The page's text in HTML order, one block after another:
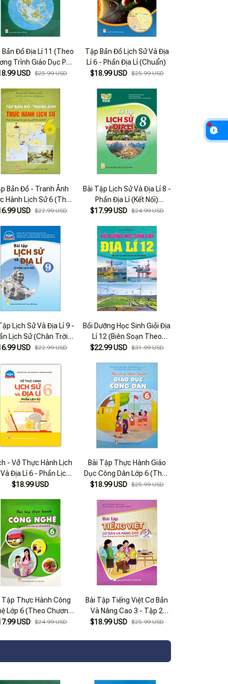
Bản Đồ Địa Lí 11 (Theo
Trình Giáo Dục Phổ
2018) (Chuẩn)
USD $25.99 USD
Tập Bản Đồ Lịch Sử Và Địa
Lí 6 - Phần Địa Lí (Chuẩn)
$18.99 USD $25.99 USD
Bản Đồ - Tranh Ảnh
Hành Lịch Sử 6 (Theo
Trình GDPT 2018)
USD $22.99 USD
Bài Tập Lịch Sử Và Địa Lí 8 -
Phần Địa Lí (Kết Nối)
(Chuẩn)
$17.99 USD $24.99 USD
Lịch Sử Và Địa Lí 9 -
Lịch Sử (Chân Trời)
(Chuẩn)
USD $22.99 USD
Bồi Dưỡng Học Sinh Giỏi Địa
Lí 12 (Biên Soạn Theo
Chương Trình Giáo Dục Phổ
$22.99 USD $31.99 USD
- Vở Thực Hành Lịch
Địa Lí 6 - Phần Lịch
( Chân Trời Sáng Tạo )
$18.99 USD
Bài Tập Thực Hành Giáo
Dục Công Dân Lớp 6 (Theo
Chương Trình Giáo Dục Phổ
$18.99 USD $25.99 USD
Tập Thực Hành Công
Lớp 6 (Theo Chương
Giáo Dục Phổ Thông
USD $24.99 USD
Bài Tập Tiếng Việt Cơ Bản
Và Nâng Cao 3 - Tập 2
(Theo Chương Trình Giáo
$18.99 USD $25.99 USD